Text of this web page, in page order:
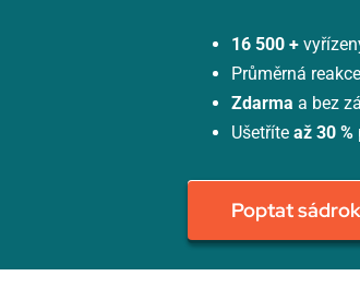
16 500 +
Průměrná
Zdarma a bez
Ušetříte až 30 %
Poptat